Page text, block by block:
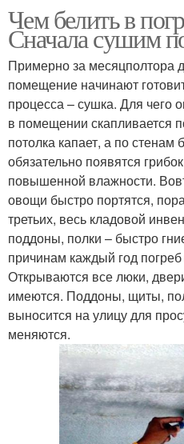
Чем белить в
Сначала сушим
Примерно за месяц­полтора
помещение начинают
процесса – сушка. Для чего
в помещении скапливается
потолка капает, а по стенам
обязательно появятся
повышенной влажности.
овощи быстро портятся,
третьих, весь кладовой
поддоны, полки – быстро
причинам каждый год
Открываются все люки,
имеются. Поддоны, щиты,
выносится на улицу для
меняются.